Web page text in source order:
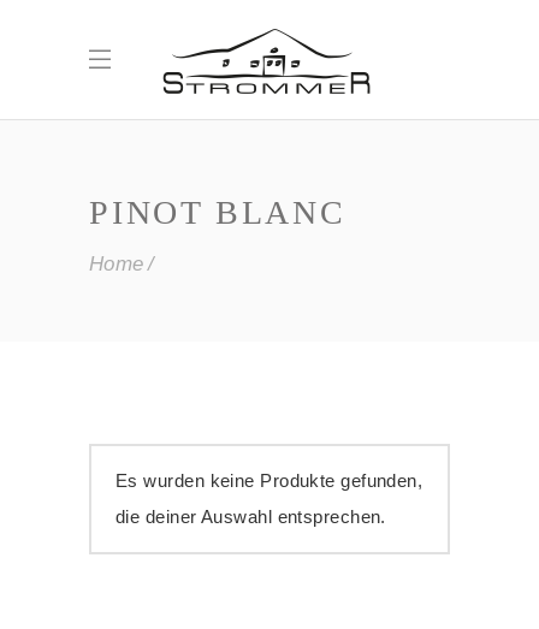
PINOT BLANC
Home
Es wurden keine Produkte gefunden,
die deiner Auswahl entsprechen.